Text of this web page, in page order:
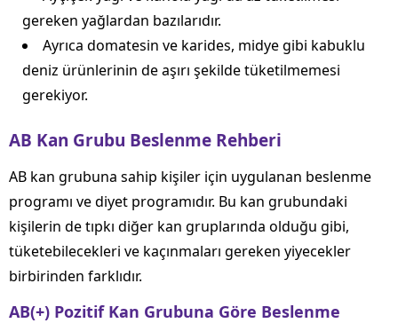
gereken yağlardan bazılarıdır.
Ayrıca domatesin ve karides, midye gibi kabuklu
deniz ürünlerinin de aşırı şekilde tüketilmemesi
gerekiyor.
AB Kan Grubu Beslenme Rehberi
AB kan grubuna sahip kişiler için uygulanan beslenme
programı ve diyet programıdır. Bu kan grubundaki
kişilerin de tıpkı diğer kan gruplarında olduğu gibi,
tüketebilecekleri ve kaçınmaları gereken yiyecekler
birbirinden farklıdır.
AB(+) Pozitif Kan Grubuna Göre Beslenme